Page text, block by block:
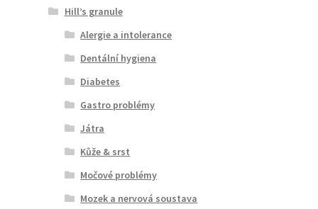
Hill’s granule
Alergie a intolerance
Dentální hygiena
Diabetes
Gastro problémy
Játra
Kůže & srst
Močové problémy
Mozek a nervová soustava